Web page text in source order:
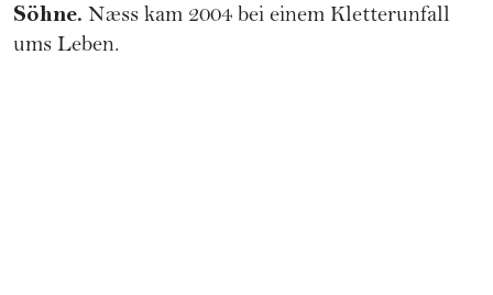
Söhne. Næss kam 2004 bei einem Kletterunfall
ums Leben.